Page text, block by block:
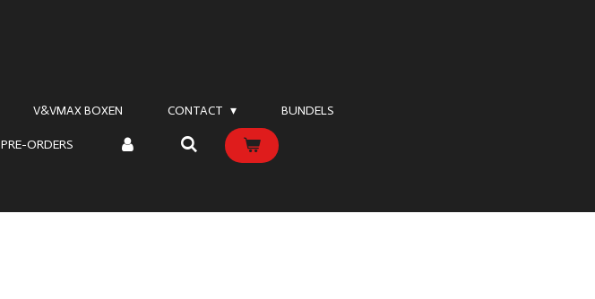
V&VMAX BOXEN CONTACT BUNDELS
PRE-ORDERS